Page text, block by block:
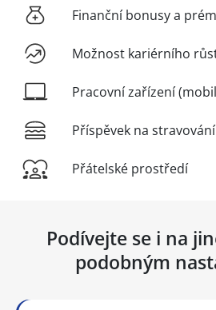
Finanční bonusy a
Možnost kariérního
Pracovní zařízení
Příspěvek na stravování
Přátelské prostředí
Podívejte se i na
podobným